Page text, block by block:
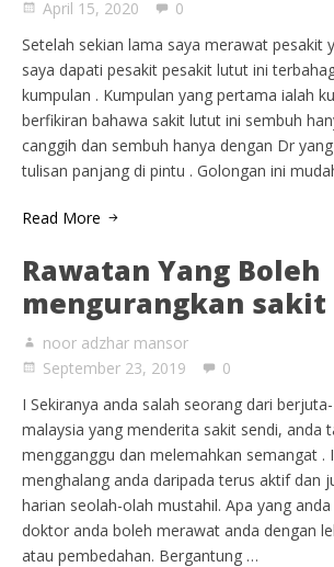
April 15, 2020
0
Setelah sekian lama saya merawat pesakit
saya dapati pesakit pesakit lutut ini
kumpulan . Kumpulan yang pertama ialah
berfikiran bahawa sakit lutut ini sembuh
canggih dan sembuh hanya dengan Dr
tulisan panjang di pintu . Golongan ini
Read More
Rawatan Yang Boleh
mengurangkan
noor adzhar mansor
September 23, 2019
0
I Sekiranya anda salah seorang dari
malaysia yang menderita sakit sendi, anda
mengganggu dan melemahkan semangat .
menghalang anda daripada terus aktif dan
harian seolah-olah mustahil. Apa yang
doktor anda boleh merawat anda dengan
atau pembedahan. Bergantung …